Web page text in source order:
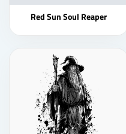
Red Sun Soul Reaper